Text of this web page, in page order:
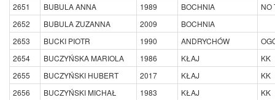
2651
BUBULA ANNA 1989 BOCHNIA
NO
2652
BUBULA ZUZANNA 2009
BOCHNIA
2653
BUCKI PIOTR 1990 ANDRYCHÓW
2654
BUCZYŃSKA MARIOLA 1986 KŁAJ
KK
2655
BUCZYŃSKI HUBERT 2017 KŁAJ
KK
2656
BUCZYŃSKI MICHAŁ 1983 KŁAJ
KK